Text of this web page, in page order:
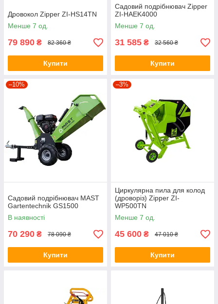
Дровокол Zipper ZI-HS14TN
Менше 7 од.
79 890 ₴ 82 360 ₴
Купити
Садовий подрібнювач Zipper
ZI-HAEK4000
Менше 7 од.
31 585 ₴ 32 560 ₴
Купити
–10%
Садовий подрібнювач MAST
Gartentechnik GS1500
В наявності
70 290 ₴ 78 090 ₴
Купити
–3%
Циркулярна пила для колод
(дроворіз) Zipper ZI-
WP500TN
Менше 7 од.
45 600 ₴ 47 010 ₴
Купити